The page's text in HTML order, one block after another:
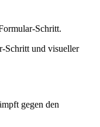
Schritt.
Schritt und visueller
gegen den